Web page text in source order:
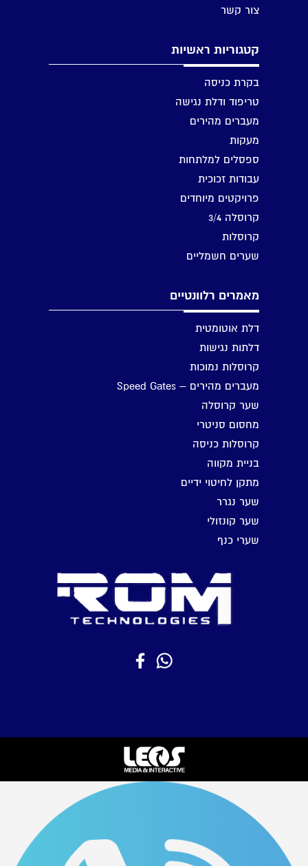
צור קשר
קטגוריות ראשיות
בקרת כניסה
טריפוד ודלת נגישה
מעברים מהירים
מעקות
ספסלים למלתחות
עבודות זכוכית
פרויקטים מיוחדים
קרוסלה 3/4
קרוסלות
שערים חשמליים
מאמרים רלוונטיים
דלת אוטומטית
דלתות נגישות
קרוסלות נמוכות
מעברים מהירים – Speed Gates
שער קרוסלה
מחסום סניטרי
קרוסלות כניסה
בניית מקווה
מתקן לחיטוי ידיים
שער נגרר
שער קונזולי
שערי כנף